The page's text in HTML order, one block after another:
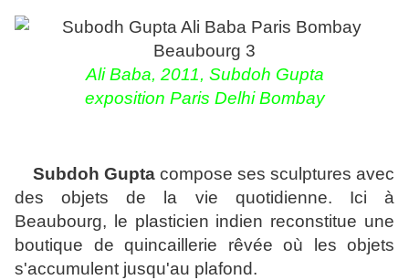
Ali Baba, 2011, Subdoh Gupta
exposition Paris Delhi Bombay
Subdoh Gupta compose ses sculptures avec
des objets de la vie quotidienne. Ici à
Beaubourg, le plasticien indien reconstitue une
boutique de quincaillerie rêvée où les objets
s'accumulent jusqu'au plafond.